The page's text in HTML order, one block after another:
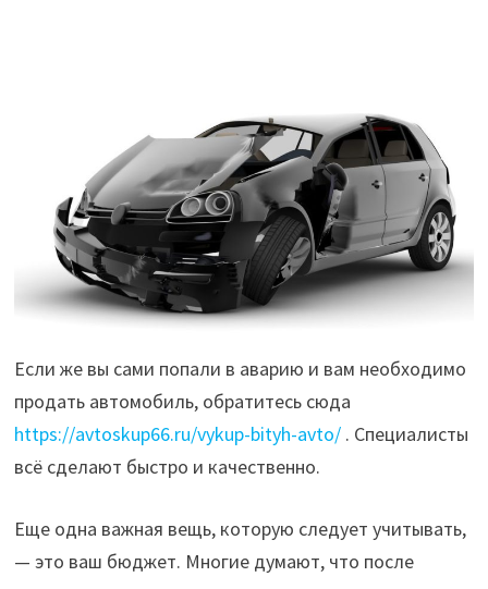
Если же вы сами попали в аварию и вам необходимо
продать автомобиль, обратитесь сюда
https://avtoskup66.ru/vykup-bityh-avto/. Специалисты
всё сделают быстро и качественно.
Еще одна важная вещь, которую следует учитывать,
— это ваш бюджет. Многие думают, что после